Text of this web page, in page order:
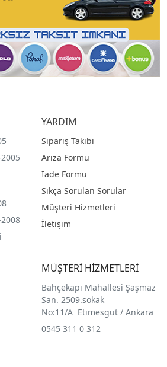
YARDIM
Sipariş Takibi
Arıza Formu
İade Formu
Sıkça Sorulan Sorular
Müşteri Hizmetleri
İletişim
MÜŞTERİ HİZMETLERİ
Bahçekapı Mahallesi Şaşmaz
San. 2509.sokak
No:11/A Etimesgut / Ankara
0545 311 0 312